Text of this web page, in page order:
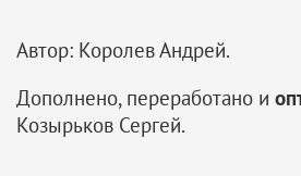
Автор: Королев Андрей.
Дополнено, переработано и
Козырьков Сергей.